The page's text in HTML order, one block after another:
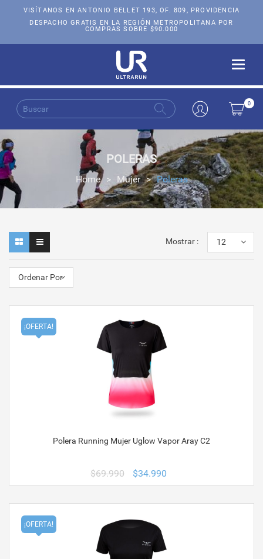
VISÍTANOS EN ANTONIO BELLET 193, OF. 809, PROVIDENCIA
DESPACHO GRATIS EN LA REGIÓN METROPOLITANA POR
COMPRAS SOBRE $90.000
Toggle
0
POLERAS
Home > Mujer > Poleras
Mostrar : 12
Ordenar Por
¡OFERTA!
Polera Running Mujer Uglow Vapor Aray C2
$69.990
El
precio
era:
$69.990.
$34.990
precio
es:
¡OFERTA!